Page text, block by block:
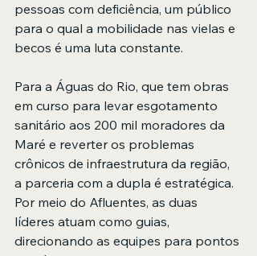
pessoas com deficiência, um público
para o qual a mobilidade nas vielas e
becos é uma luta constante.
Para a Águas do Rio, que tem obras
em curso para levar esgotamento
sanitário aos 200 mil moradores da
Maré e reverter os problemas
crônicos de infraestrutura da região,
a parceria com a dupla é estratégica.
Por meio do Afluentes, as duas
líderes atuam como guias,
direcionando as equipes para pontos